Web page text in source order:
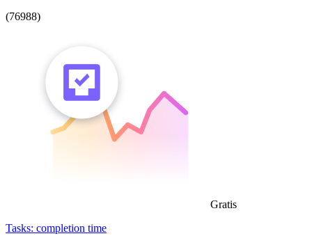
(76988)
Gratis
Tasks: completion time